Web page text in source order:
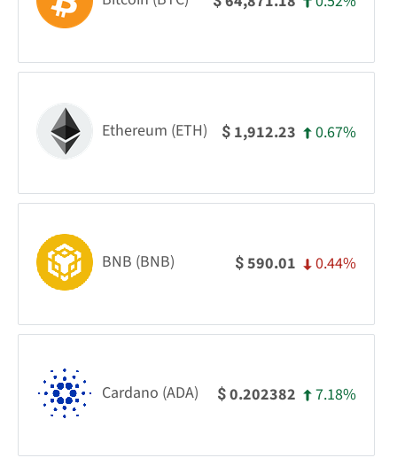
Ethereum (ETH) $ 1,912.23 0.67%
BNB (BNB) $590.01 0.44%
Cardano (ADA) $0.202382 7.18%